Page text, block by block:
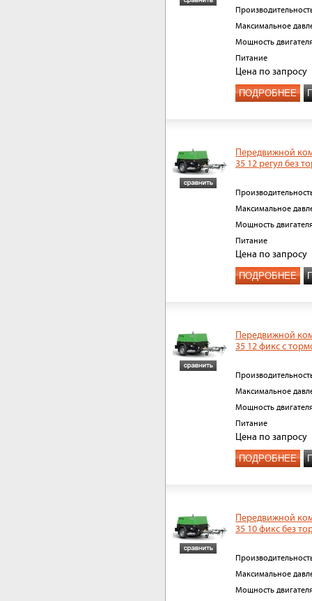
Максимальное
Мощность
Питание
Цена по запросу
ПОДРОБНЕЕ
Передвижной
35 12 регул без
Максимальное
Мощность
Питание
Цена по запросу
ПОДРОБНЕЕ
Передвижной
35 12 фикс с
Максимальное
Мощность
Питание
Цена по запросу
ПОДРОБНЕЕ
Передвижной
35 10 фикс без
Максимальное
Мощность